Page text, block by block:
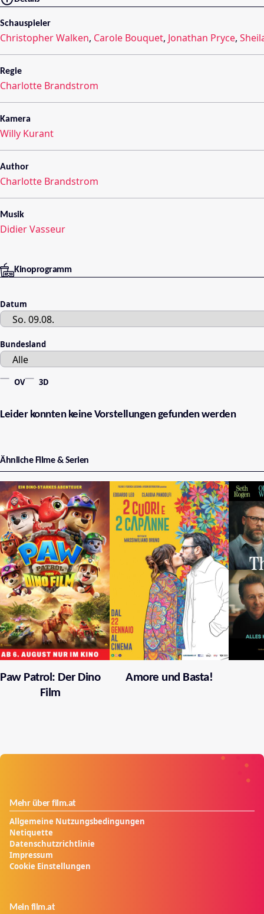
Schauspieler
Christopher Walken, Carole Bouquet, Jonathan Pryce,
Regie
Charlotte Brandstrom
Kamera
Willy Kurant
Author
Charlotte Brandstrom
Musik
Didier Vasseur
Kinoprogramm
Datum
Bundesland
OV 3D
Leider konnten keine Vorstellungen gefunden werden
Ähnliche Filme & Serien
Paw Patrol: Der Dino
Film
Amore und Basta!
Mehr über film.at
Allgemeine Nutzungsbedingungen
Netiquette
Datenschutzrichtlinie
Impressum
Cookie Einstellungen
Mein film.at